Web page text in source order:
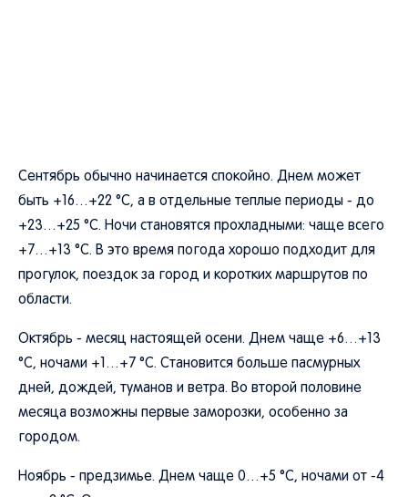
Сентябрь обычно начинается спокойно. Днем может
быть +16…+22 °C, а в отдельные теплые периоды - до
+23…+25 °C. Ночи становятся прохладными: чаще всего
+7…+13 °C. В это время погода хорошо подходит для
прогулок, поездок за город и коротких маршрутов по
области.
Октябрь - месяц настоящей осени. Днем чаще +6…+13
°C, ночами +1…+7 °C. Становится больше пасмурных
дней, дождей, туманов и ветра. Во второй половине
месяца возможны первые заморозки, особенно за
городом.
Ноябрь - предзимье. Днем чаще 0…+5 °C, ночами от -4